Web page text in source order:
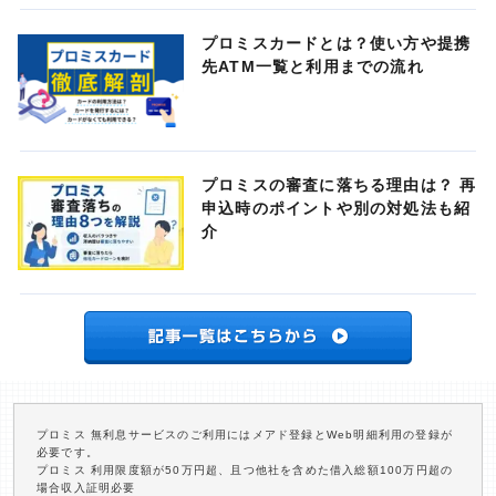
プロミスカードとは？使い方や提携
先ATM一覧と利用までの流れ
プロミスの審査に落ちる理由は？ 再
申込時のポイントや別の対処法も紹
介
プロミス 無利息サービスのご利用にはメアド登録とWeb明細利用の登録が
必要です。
プロミス 利用限度額が50万円超、且つ他社を含めた借入総額100万円超の
場合収入証明必要